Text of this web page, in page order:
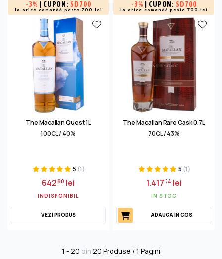
-3% | CUPON: SD700
la orice comandă peste 700 lei
The Macallan Quest 1L
100CL / 40%
5 (1)
64280 lei
INDISPONIBIL
VEZI PRODUS
-3% | CUPON: SD700
la orice comandă peste 700 lei
The Macallan Rare Cask 0.7L
70CL / 43%
5 (1)
1.417 74 lei
IN STOC
ADAUGA IN COS
1 - 20 din 20 Produse / 1 Pagini